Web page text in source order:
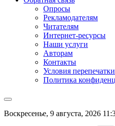
Опросы
Рекламодателям
Читателям
Интернет-ресурсы
Наши услуги
Авторам
Контакты
Условия перепечатки
Политика
Воскресенье, 9 августа, 2026